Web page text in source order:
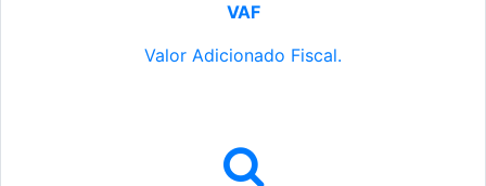
VAF
Valor Adicionado Fiscal.